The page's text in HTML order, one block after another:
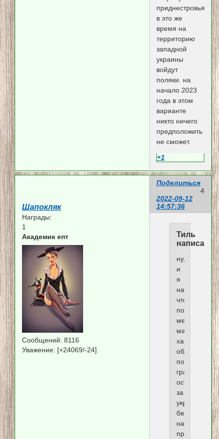
приднестровья.
в это же
время на
территорию
западной
украины
войдут
поляки. на
начало 2023
года в этом
варианте
никто ничего
предположить
не сможет.
+1
Поделиться
4
2022-09-12
14:57:36
Шапокляк
Награды:
1
Академик епт
Сообщений: 8116
Уважение: [+24069/-24]
Тиль
ну,
и
я
напишу.
чтобы
потом
меня
макнули.
харьковская
область
по
границе
остаётся
за
украми.
без
нашего